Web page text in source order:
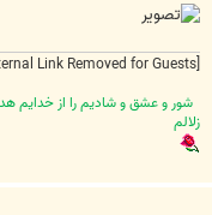
[External Link Removed for Guests]
شور و عشق و شاديم را از خدايم
زلالم